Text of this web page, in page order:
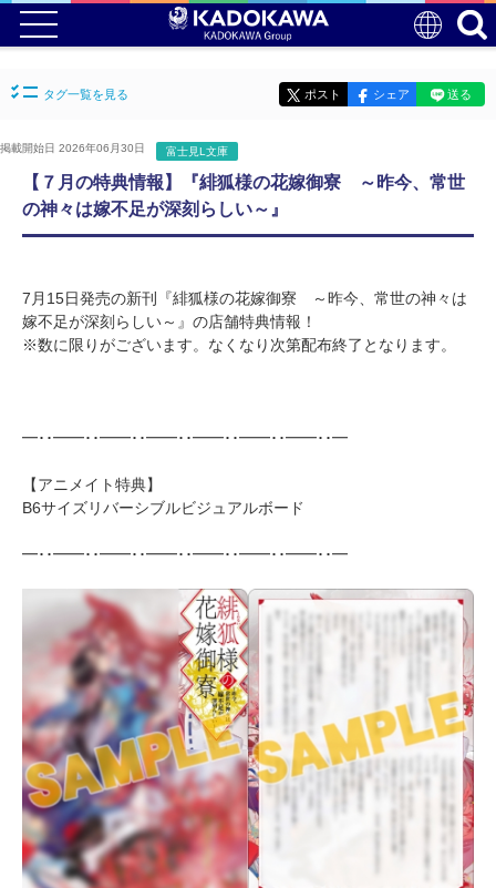
タグ一覧を見る ポスト シェア 送る
掲載開始日 2026年06月30日 富士見L文庫
【７月の特典情報】『緋狐様の花嫁御寮 ～昨今、常世
の神々は嫁不足が深刻らしい～』
7月15日発売の新刊『緋狐様の花嫁御寮 ～昨今、常世の神々は
嫁不足が深刻らしい～』の店舗特典情報！
※数に限りがございます。なくなり次第配布終了となります。
━･･━━･･━━･･━━･･━━･･━━･･━━･･━
【アニメイト特典】
B6サイズリバーシブルビジュアルボード
━･･━━･･━━･･━━･･━━･･━━･･━━･･━